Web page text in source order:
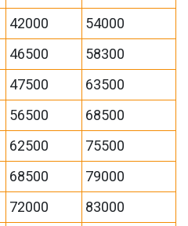
42000
54000
46500
58300
47500
63500
56500
68500
62500
75500
68500
79000
72000
83000